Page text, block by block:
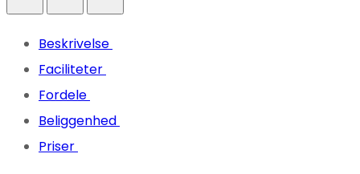
Beskrivelse
Faciliteter
Fordele
Beliggenhed
Priser